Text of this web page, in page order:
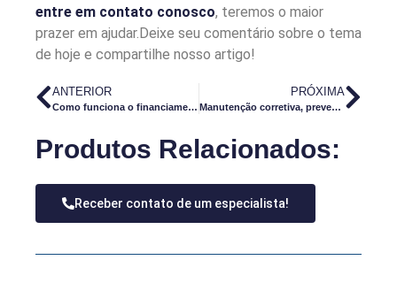
entre em contato conosco, teremos o maior
prazer em ajudar.Deixe seu comentário sobre o tema
de hoje e compartilhe nosso artigo!
ANTERIOR
Como funciona o financiamento de máquinas e equipamentos
PRÓXIMA
Manutenção corretiva, preventiva e preditiva: qual a diferença?
Produtos Relacionados:
Receber contato de um especialista!